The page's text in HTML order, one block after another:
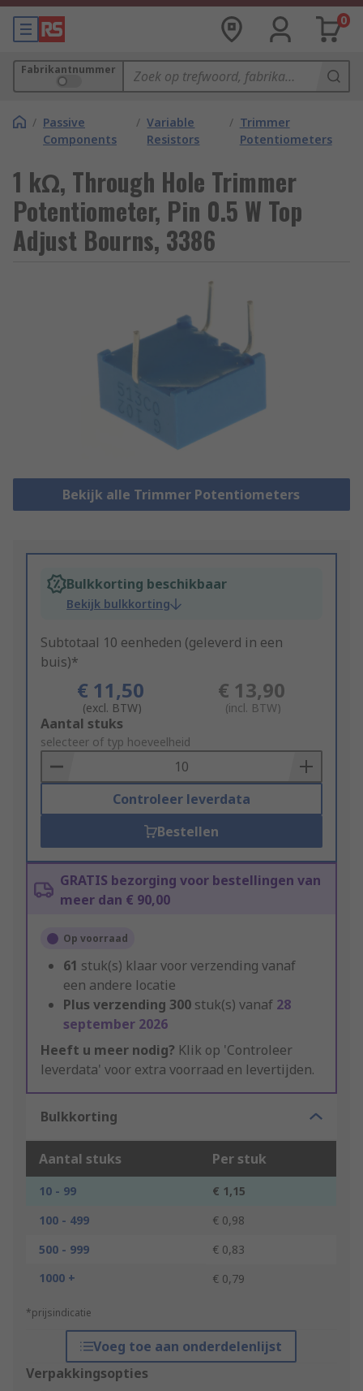
0
Fabrikantnummer
/ Passive
Components
/ Variable
Resistors
/ Trimmer
Potentiometers
1 kΩ, Through Hole Trimmer
Potentiometer, Pin 0.5 W Top
Adjust Bourns, 3386
Bekijk alle Trimmer Potentiometers
Bulkkorting beschikbaar
Bekijk bulkkorting
Subtotaal 10 eenheden (geleverd in een
buis)*
€ 11,50
(excl. BTW)
€ 13,90
(incl. BTW)
Add
to
Basket
Aantal stuks
selecteer of typ hoeveelheid
Controleer leverdata
Bestellen
GRATIS bezorging voor bestellingen van
meer dan € 90,00
Op voorraad
61 stuk(s) klaar voor verzending vanaf
een andere locatie
Plus verzending 300 stuk(s) vanaf 28
september 2026
Heeft u meer nodig? Klik op 'Controleer
leverdata' voor extra voorraad en levertijden.
Bulkkorting
Aantal stuks Per stuk
10 - 99
€ 1,15
100 - 499
€ 0,98
500 - 999
€ 0,83
1000 +
€ 0,79
*prijsindicatie
Voeg toe aan onderdelenlijst
Verpakkingsopties